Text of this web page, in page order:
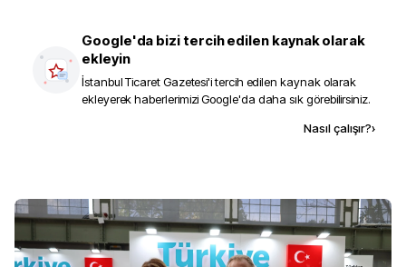
Google'da bizi tercih edilen kaynak olarak
ekleyin
İstanbul Ticaret Gazetesi'i tercih edilen kaynak olarak
ekleyerek haberlerimizi Google'da daha sık görebilirsiniz.
Nasıl çalışır?›